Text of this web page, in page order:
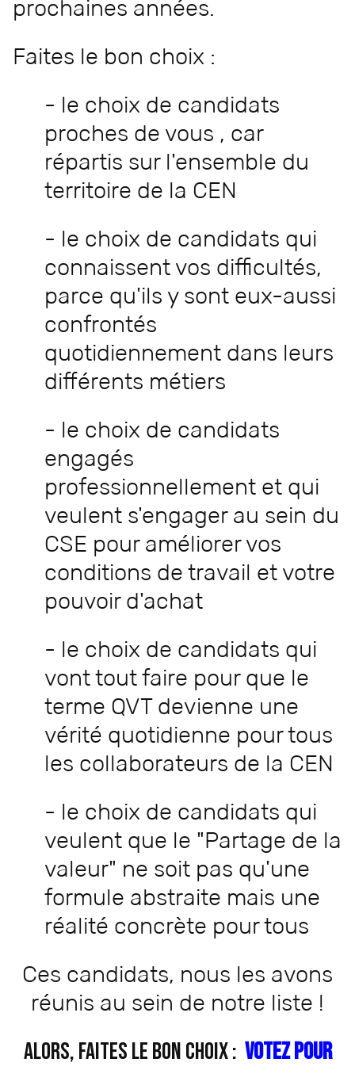
prochaines années.
Faites le bon choix :
- le choix de candidats
proches de vous , car
répartis sur l'ensemble du
territoire de la CEN
- le choix de candidats qui
connaissent vos difficultés,
parce qu'ils y sont eux-aussi
confrontés
quotidiennement dans leurs
différents métiers
- le choix de candidats
engagés
professionnellement et qui
veulent s'engager au sein du
CSE pour améliorer vos
conditions de travail et votre
pouvoir d'achat
- le choix de candidats qui
vont tout faire pour que le
terme QVT devienne une
vérité quotidienne pour tous
les collaborateurs de la CEN
- le choix de candidats qui
veulent que le "Partage de la
valeur" ne soit pas qu'une
formule abstraite mais une
réalité concrète pour tous
Ces candidats, nous les avons
réunis au sein de notre liste !
Alors, faites le bon choix : Votez pour